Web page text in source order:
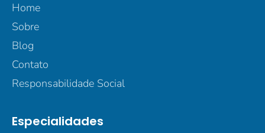
Home
Sobre
Blog
Contato
Responsabilidade Social
Especialidades